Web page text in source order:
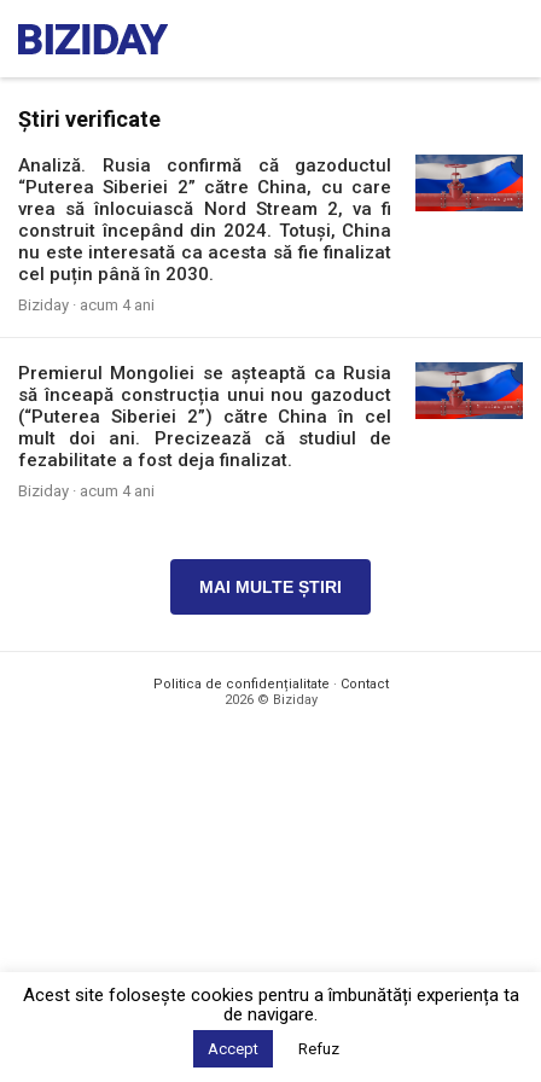
Știri verificate
Analiză. Rusia confirmă că gazoductul
“Puterea Siberiei 2” către China, cu care
vrea să înlocuiască Nord Stream 2, va fi
construit începând din 2024. Totuși, China
nu este interesată ca acesta să fie finalizat
cel puțin până în 2030.
Biziday · acum 4 ani
Premierul Mongoliei se așteaptă ca Rusia
să înceapă construcția unui nou gazoduct
(“Puterea Siberiei 2”) către China în cel
mult doi ani. Precizează că studiul de
fezabilitate a fost deja finalizat.
Biziday · acum 4 ani
MAI MULTE ȘTIRI
Politica de confidențialitate · Contact
2026 © Biziday
Acest site foloseşte cookies pentru a îmbunătăți experiența ta
de navigare.
Accept Refuz